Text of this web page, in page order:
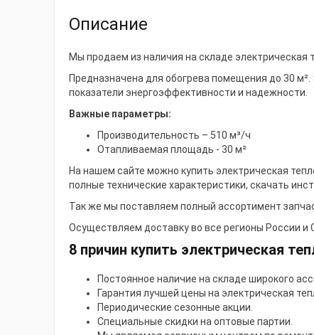
Описание
Мы продаем из наличия на складе электрическая
Предназначена для обогрева помещения до 30
показатели энергоэффективности и надежности.
Важные параметры:
Производительность – 510 м³/ч
Отапливаемая площадь - 30 м²
На нашем сайте можно купить электрическая
полные технические характеристики, скачать
Так же мы поставляем полный ассортимент
Осуществляем доставку во все регионы России и
8 причин купить электрическая
Постоянное наличие на складе широкого
Гарантия лучшей цены на электрическая
Периодические сезонные акции.
Специальные скидки на оптовые партии.